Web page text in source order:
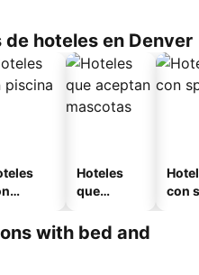
hoteles en Denver
Hoteles
que
mascotas
con
with bed and